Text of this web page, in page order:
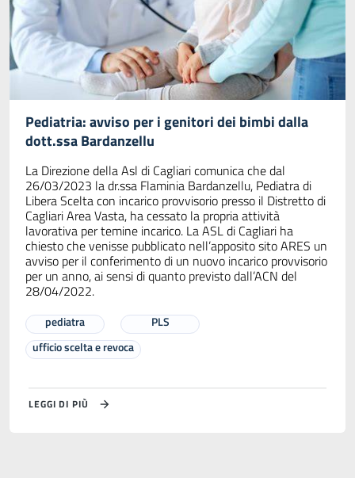
Pediatria: avviso per i genitori dei bimbi dalla
dott.ssa Bardanzellu
La Direzione della Asl di Cagliari comunica che dal
26/03/2023 la dr.ssa Flaminia Bardanzellu, Pediatra di
Libera Scelta con incarico provvisorio presso il Distretto di
Cagliari Area Vasta, ha cessato la propria attività
lavorativa per temine incarico. La ASL di Cagliari ha
chiesto che venisse pubblicato nell’apposito sito ARES un
avviso per il conferimento di un nuovo incarico provvisorio
per un anno, ai sensi di quanto previsto dall’ACN del
28/04/2022.
pediatra
PLS
ufficio scelta e revoca
LEGGI DI PIÙ